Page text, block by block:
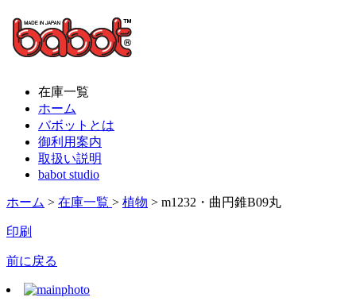
在庫一覧
ホーム
バボットとは
御利用案内
取扱い説明
babot studio
ホーム > 在庫一覧 > 植物 > m1232・曲円錐B09丸
印刷
前に戻る